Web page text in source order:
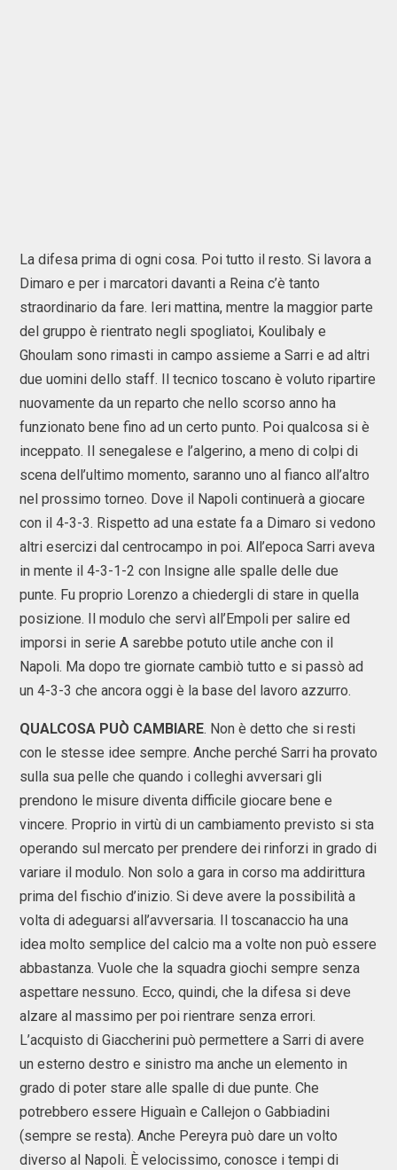
La difesa prima di ogni cosa. Poi tutto il resto. Si lavora a
Dimaro e per i marcatori davanti a Reina c’è tanto
straordinario da fare. Ieri mattina, mentre la maggior parte
del gruppo è rientrato negli spogliatoi, Koulibaly e
Ghoulam sono rimasti in campo assieme a Sarri e ad altri
due uomini dello staff. Il tecnico toscano è voluto ripartire
nuovamente da un reparto che nello scorso anno ha
funzionato bene fino ad un certo punto. Poi qualcosa si è
inceppato. Il senegalese e l’algerino, a meno di colpi di
scena dell’ultimo momento, saranno uno al fianco all’altro
nel prossimo torneo. Dove il Napoli continuerà a giocare
con il 4-3-3. Rispetto ad una estate fa a Dimaro si vedono
altri esercizi dal centrocampo in poi. All’epoca Sarri aveva
in mente il 4-3-1-2 con Insigne alle spalle delle due
punte. Fu proprio Lorenzo a chiedergli di stare in quella
posizione. Il modulo che servì all’Empoli per salire ed
imporsi in serie A sarebbe potuto utile anche con il
Napoli. Ma dopo tre giornate cambiò tutto e si passò ad
un 4-3-3 che ancora oggi è la base del lavoro azzurro.
QUALCOSA PUÒ CAMBIARE. Non è detto che si resti
con le stesse idee sempre. Anche perché Sarri ha provato
sulla sua pelle che quando i colleghi avversari gli
prendono le misure diventa difficile giocare bene e
vincere. Proprio in virtù di un cambiamento previsto si sta
operando sul mercato per prendere dei rinforzi in grado di
variare il modulo. Non solo a gara in corso ma addirittura
prima del fischio d’inizio. Si deve avere la possibilità a
volta di adeguarsi all’avversaria. Il toscanaccio ha una
idea molto semplice del calcio ma a volte non può essere
abbastanza. Vuole che la squadra giochi sempre senza
aspettare nessuno. Ecco, quindi, che la difesa si deve
alzare al massimo per poi rientrare senza errori.
L’acquisto di Giaccherini può permettere a Sarri di avere
un esterno destro e sinistro ma anche un elemento in
grado di poter stare alle spalle di due punte. Che
potrebbero essere Higuaìn e Callejon o Gabbiadini
(sempre se resta). Anche Pereyra può dare un volto
diverso al Napoli. È velocissimo, conosce i tempi di